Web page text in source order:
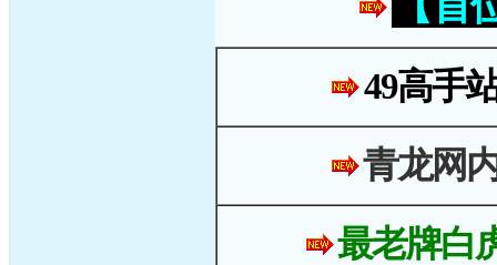
49高手
青龙网
最老牌白